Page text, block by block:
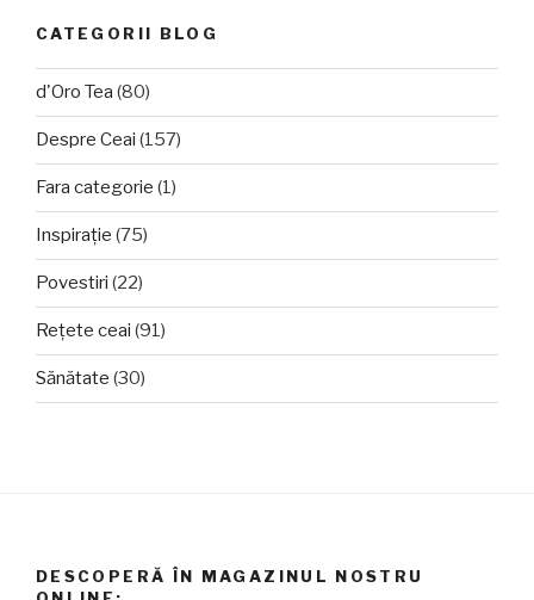
CATEGORII BLOG
d'Oro Tea (80)
Despre Ceai (157)
Fara categorie (1)
Inspirație (75)
Povestiri (22)
Rețete ceai (91)
Sănătate (30)
DESCOPERĂ ÎN MAGAZINUL NOSTRU